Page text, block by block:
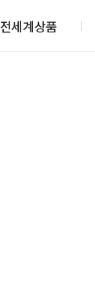
전세계상품